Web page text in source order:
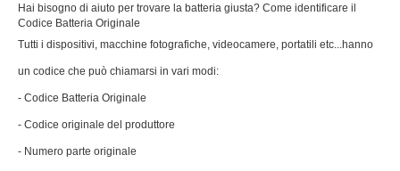
Hai bisogno di aiuto per trovare la batteria giusta? Come identificare il
Codice Batteria Originale
Tutti i dispositivi, macchine fotografiche, videocamere, portatili etc...hanno
un codice che può chiamarsi in vari modi:
- Codice Batteria Originale
- Codice originale del produttore
- Numero parte originale